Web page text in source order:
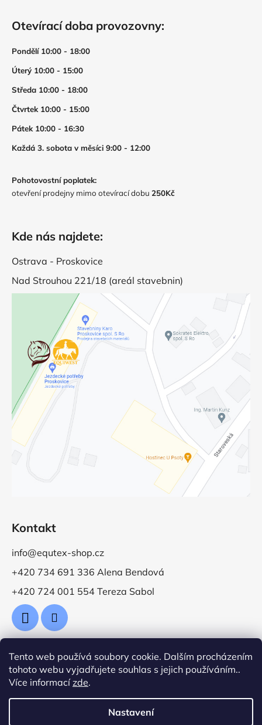
Tento web používá soubory cookie. Dalším procházením
tohoto webu vyjadřujete souhlas s jejich používáním..
Více informacízde.
Nastavení
Otevírací doba provozovny:
Pondělí 10:00 - 18:00
Úterý 10:00 - 15:00
Středa 10:00 - 18:00
Čtvrtek 10:00 - 15:00
Pátek 10:00 - 16:30
Každá 3. sobota v měsíci 9:00 - 12:00
Pohotovostní poplatek:
otevření prodejny mimo otevírací dobu 250Kč
Kde nás najdete:
Ostrava - Proskovice
Nad Strouhou 221/18 (areál stavebnin)
Kontakt
info@equtex-shop.cz
+420 734 691 336 Alena Bendová
+420 724 001 554 Tereza Sabol
Přijímáme online platby